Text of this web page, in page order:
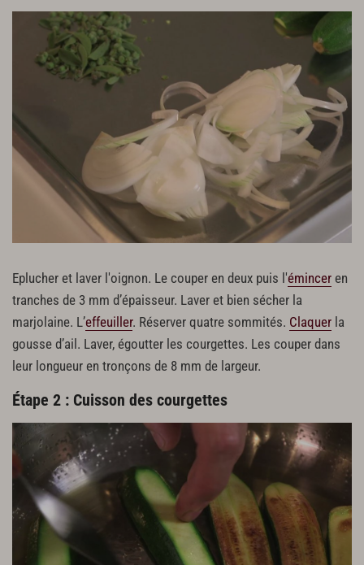
Eplucher et laver l'oignon. Le couper en deux puis l'émincer en
tranches de 3 mm d’épaisseur. Laver et bien sécher la
marjolaine. L’effeuiller. Réserver quatre sommités. Claquer la
gousse d’ail. Laver, égoutter les courgettes. Les couper dans
leur longueur en tronçons de 8 mm de largeur.
Étape 2 : Cuisson des courgettes